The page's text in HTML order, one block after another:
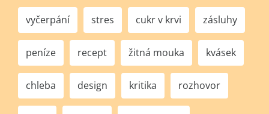
vyčerpání stres cukr v krvi zásluhy
peníze recept žitná mouka kvásek
chleba design kritika rozhovor